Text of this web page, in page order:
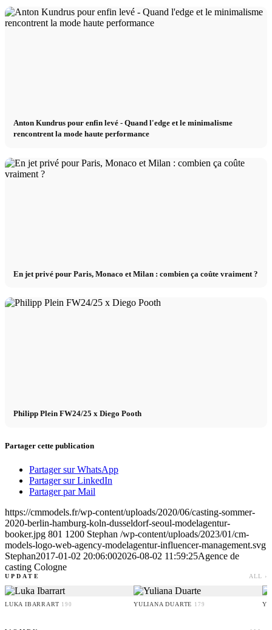
Anton Kundrus pour enfin levé - Quand l'edge et le minimalisme
rencontrent la mode haute performance
En jet privé pour Paris, Monaco et Milan : combien ça coûte vraiment ?
Philipp Plein FW24/25 x Diego Pooth
Partager cette publication
Partager sur WhatsApp
Partager sur LinkedIn
Partager par Mail
https://cmmodels.fr/wp-content/uploads/2020/06/casting-sommer-
2020-berlin-hamburg-koln-dusseldorf-seoul-modelagentur-
booker.jpg 801 1200 Stephan /wp-content/uploads/2023/01/cm-
models-logo-web-agency-modelagentur-influencer-management.svg
Stephan2017-01-02 20:06:002026-08-02 11:59:25Agence de
casting Cologne
UPDATE ALL ›
LUKA IBARRART 190 YULIANA DUARTE 179